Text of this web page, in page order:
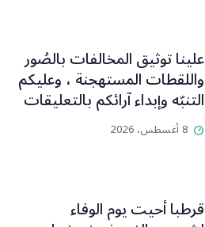
علينا توثيق المخالفات بالصُور
واللقطات المستهجنة ، وعليكم
التنبّه وإبداء آرائكم بالتعليقات
(جورج صبّاغ)
8 أغسطس، 2026
قرطبا أحيت يوم الوفاء